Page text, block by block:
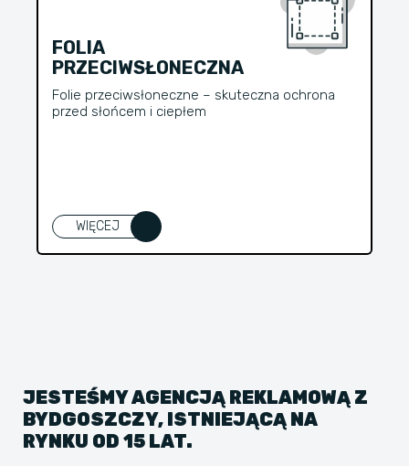
FOLIA
PRZECIWSŁONECZNA
Folie przeciwsłoneczne – skuteczna ochrona
przed słońcem i ciepłem
WIĘCEJ
JESTEŚMY AGENCJĄ REKLAMOWĄ Z
BYDGOSZCZY, ISTNIEJĄCĄ NA
RYNKU OD 15 LAT.